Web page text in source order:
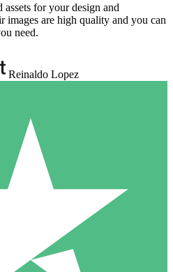
for your design and
images are high quality and you can
need.
Reinaldo Lopez